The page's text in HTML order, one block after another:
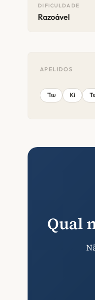
DIFICULDADE
Razoável
APELIDOS
Tsu Ki
Qual